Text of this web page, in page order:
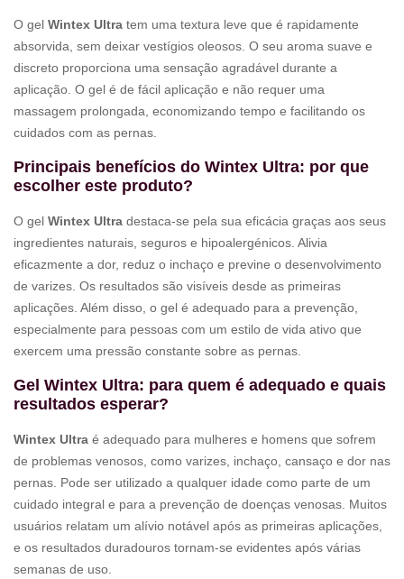
O gel Wintex Ultra tem uma textura leve que é rapidamente
absorvida, sem deixar vestígios oleosos. O seu aroma suave e
discreto proporciona uma sensação agradável durante a
aplicação. O gel é de fácil aplicação e não requer uma
massagem prolongada, economizando tempo e facilitando os
cuidados com as pernas.
Principais benefícios do Wintex Ultra: por que
escolher este produto?
O gel Wintex Ultra destaca-se pela sua eficácia graças aos seus
ingredientes naturais, seguros e hipoalergénicos. Alivia
eficazmente a dor, reduz o inchaço e previne o desenvolvimento
de varizes. Os resultados são visíveis desde as primeiras
aplicações. Além disso, o gel é adequado para a prevenção,
especialmente para pessoas com um estilo de vida ativo que
exercem uma pressão constante sobre as pernas.
Gel Wintex Ultra: para quem é adequado e quais
resultados esperar?
Wintex Ultra é adequado para mulheres e homens que sofrem
de problemas venosos, como varizes, inchaço, cansaço e dor nas
pernas. Pode ser utilizado a qualquer idade como parte de um
cuidado integral e para a prevenção de doenças venosas. Muitos
usuários relatam um alívio notável após as primeiras aplicações,
e os resultados duradouros tornam-se evidentes após várias
semanas de uso.